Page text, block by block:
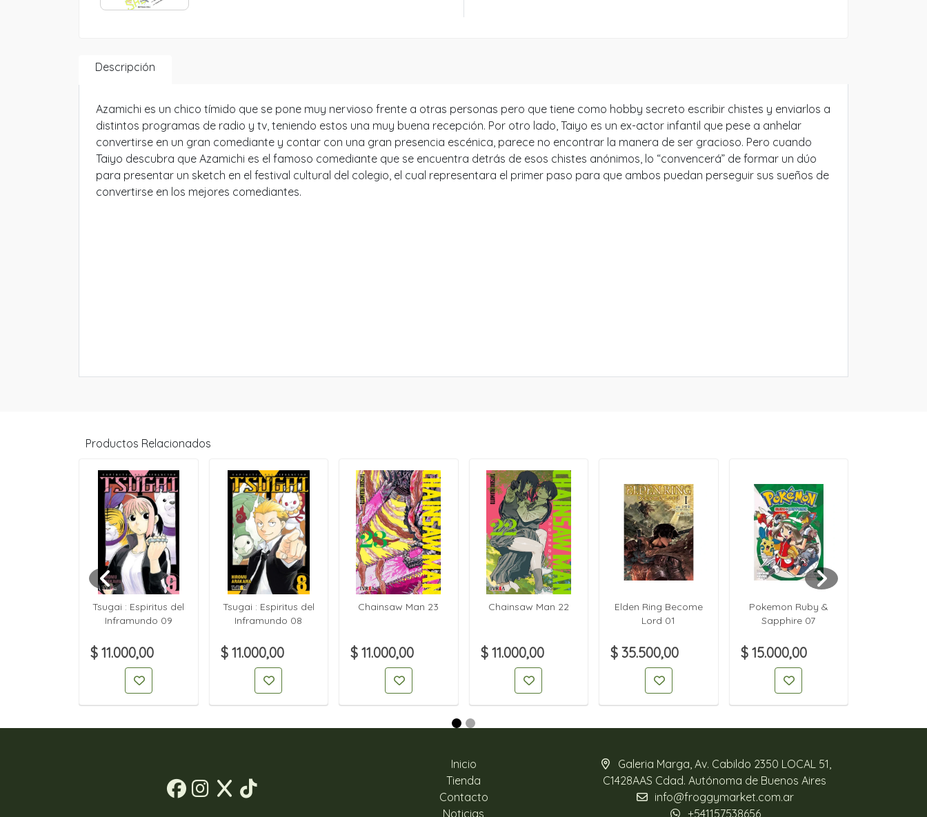
Descripción
Azamichi es un chico tímido que se pone muy nervioso frente a otras personas pero que tiene como hobby secreto escribir chistes y enviarlos a
distintos programas de radio y tv, teniendo estos una muy buena recepción. Por otro lado, Taiyo es un ex-actor infantil que pese a anhelar
convertirse en un gran comediante y contar con una gran presencia escénica, parece no encontrar la manera de ser gracioso. Pero cuando
Taiyo descubra que Azamichi es el famoso comediante que se encuentra detrás de esos chistes anónimos, lo “convencerá” de formar un dúo
para presentar un sketch en el festival cultural del colegio, el cual representara el primer paso para que ambos puedan perseguir sus sueños de
convertirse en los mejores comediantes.
Productos Relacionados
Tsugai : Espiritus del
Inframundo 09
$ 11.000,00
Tsugai : Espiritus del
Inframundo 08
$ 11.000,00
Chainsaw Man 23
$ 11.000,00
Chainsaw Man 22
$ 11.000,00
Elden Ring Become
Lord 01
$ 35.500,00
Pokemon Ruby &
Sapphire 07
$ 15.000,00
Inicio
Tienda
Contacto
Noticias
Galeria Marga, Av. Cabildo 2350 LOCAL 51,
C1428AAS Cdad. Autónoma de Buenos Aires
info@froggymarket.com.ar
+541157538656